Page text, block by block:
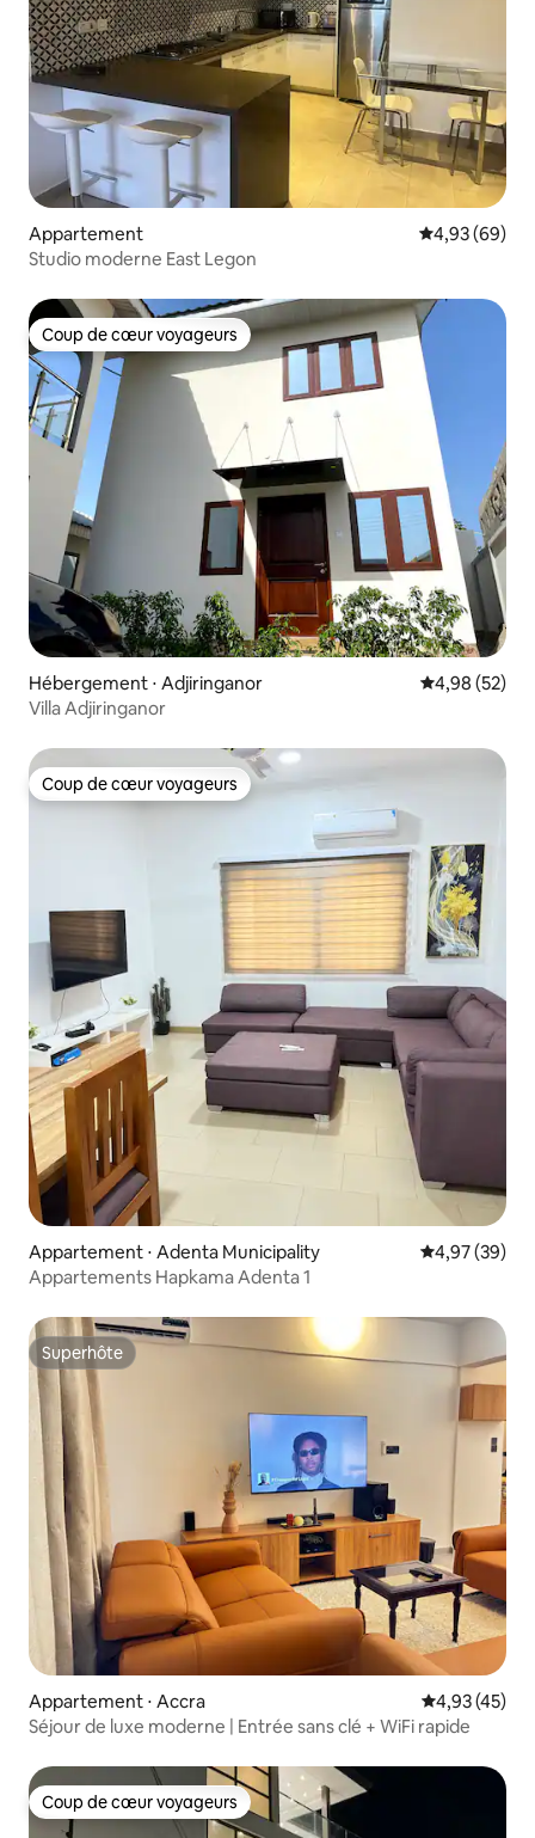
Appartement Évaluation
4,93 (69)
Studio moderne East Legon
Coup de cœur voyageurs
Coup de cœur voyageurs
Hébergement ⋅ Adjiringanor Évaluation
4,98 (52)
Villa Adjiringanor
Coup de cœur voyageurs
Coup de cœur voyageurs
Appartement ⋅ Adenta Municipality Évaluation
4,97 (39)
Appartements Hapkama Adenta 1
Superhôte
Superhôte
Appartement ⋅ Accra Évaluation
4,93 (45)
Séjour de luxe moderne | Entrée sans clé + WiFi rapide
Coup de cœur voyageurs
Coup de cœur voyageurs